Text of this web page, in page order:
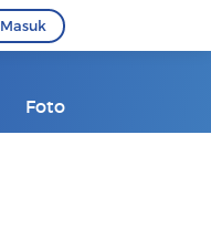
Masuk
Foto